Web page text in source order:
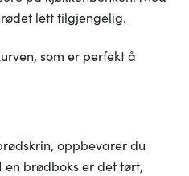
lett tilgjengelig.
som er perfekt å
oppbevarer du
brødboks er det tørt,